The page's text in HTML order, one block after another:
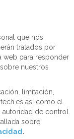
que nos
tratados por
web para responder
nuestros
limitación,
así como el
de control.
sobre
.